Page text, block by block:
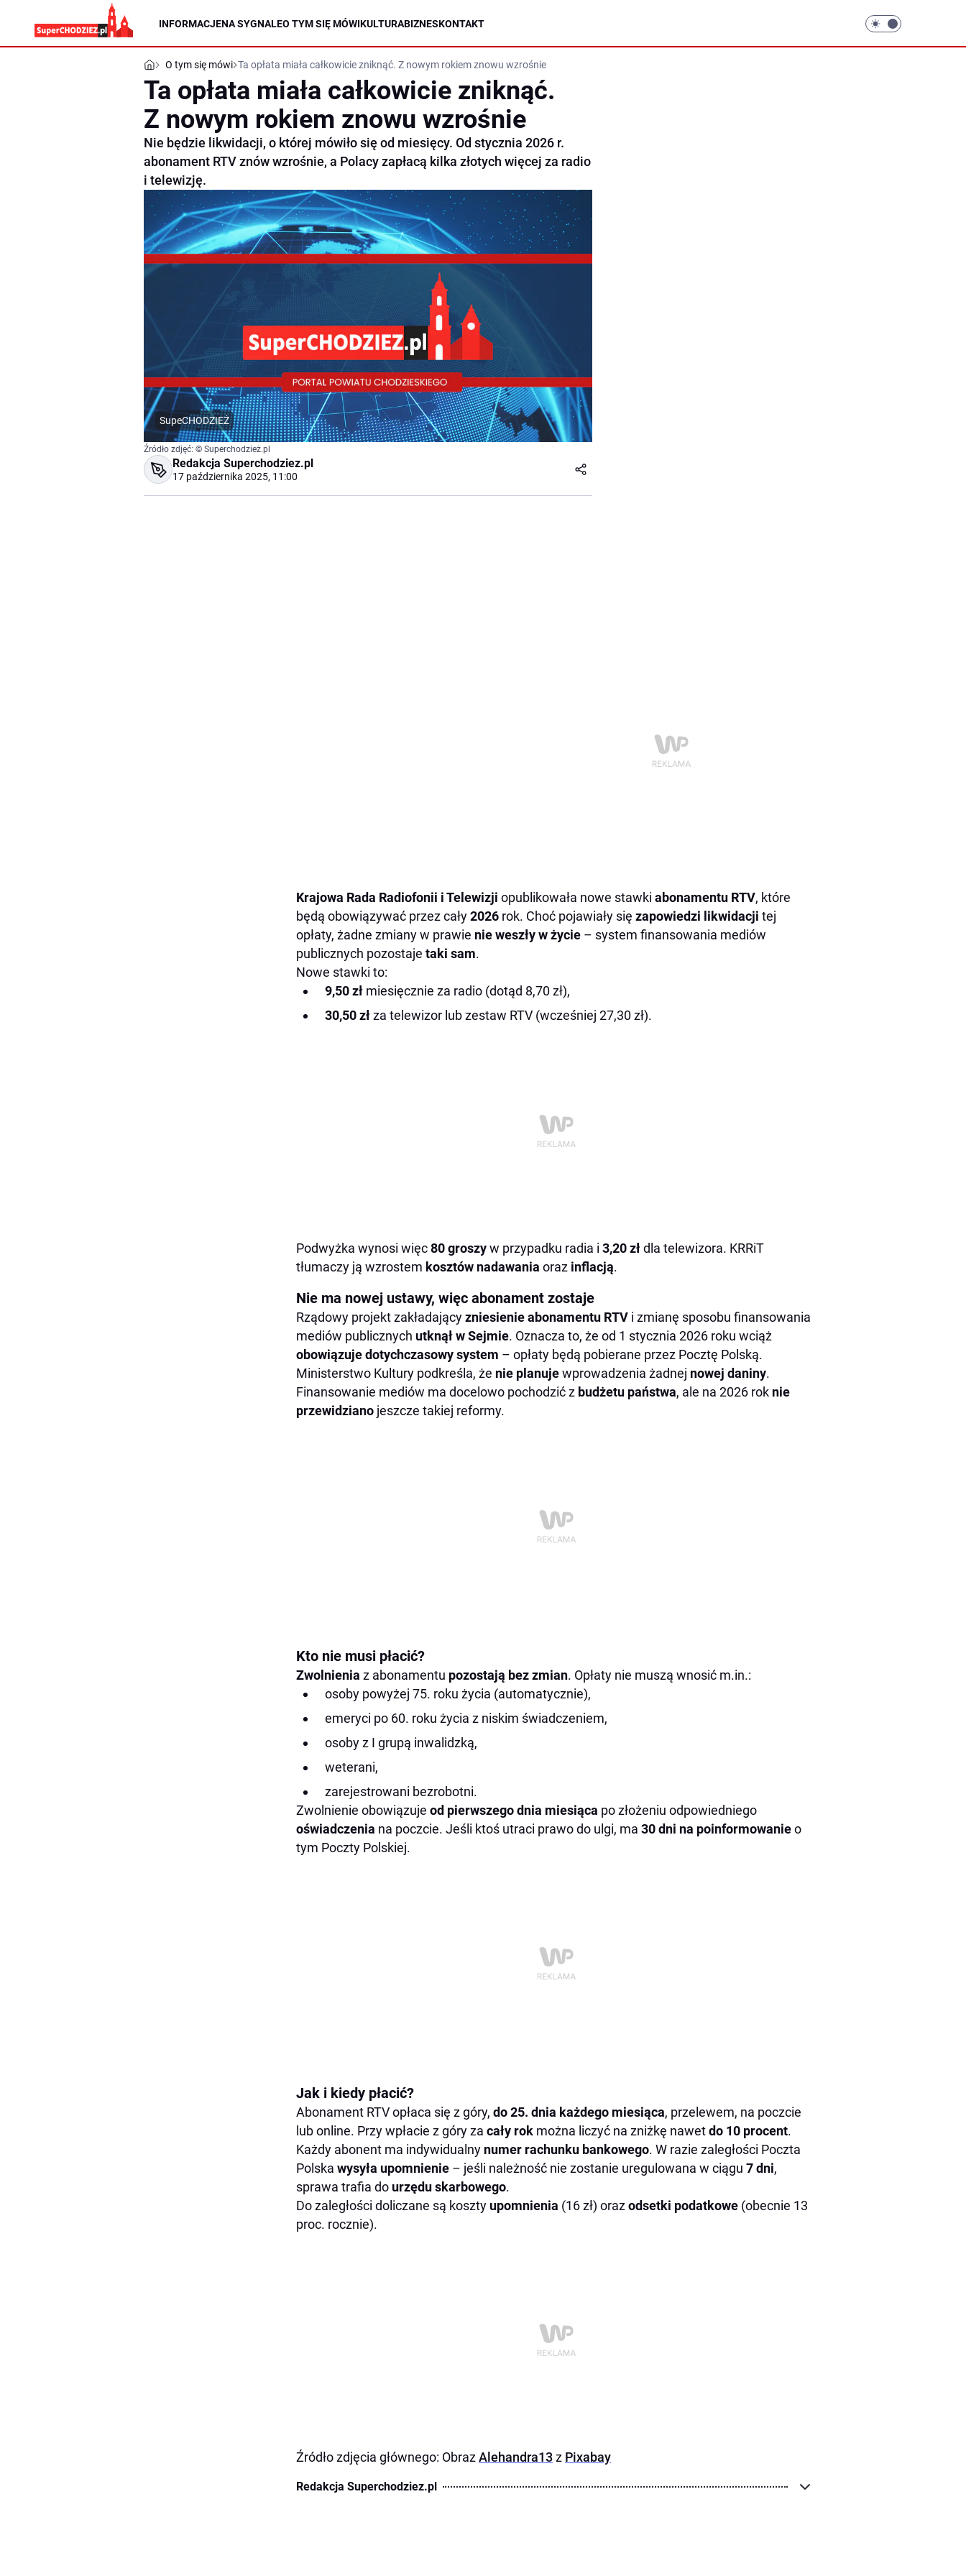
INFORMACJENA SYGNALEO TYM SIĘ MÓWIKULTURABIZNESKONTAKT
O tym się mówi Ta opłata miała całkowicie zniknąć. Z nowym rokiem znowu wzrośnie
Ta opłata miała całkowicie zniknąć.
Z nowym rokiem znowu wzrośnie
Nie będzie likwidacji, o której mówiło się od miesięcy. Od stycznia 2026 r.
abonament RTV znów wzrośnie, a Polacy zapłacą kilka złotych więcej za radio
i telewizję.
SupeCHODZIEŻ
Źródło zdjęć: © Superchodzież.pl
Redakcja Superchodziez.pl
17 października 2025, 11:00
Krajowa Rada Radiofonii i Telewizji opublikowała nowe stawki abonamentu RTV, które
będą obowiązywać przez cały2026 rok. Choć pojawiały się zapowiedzi likwidacji tej
opłaty, żadne zmiany w prawie nie weszły w życie – system finansowania mediów
publicznych pozostaje taki sam.
Nowe stawki to:
9,50 zł miesięcznie za radio (dotąd 8,70 zł),
30,50 złza telewizor lub zestaw RTV (wcześniej 27,30 zł).
Podwyżka wynosi więc80 groszyw przypadku radia i 3,20 złdla telewizora. KRRiT
tłumaczy ją wzrostem kosztów nadawania oraz inflacją.
Nie ma nowej ustawy, więc abonament zostaje
Rządowy projekt zakładającyzniesienie abonamentu RTV i zmianę sposobu finansowania
mediów publicznych utknął w Sejmie. Oznacza to, że od 1 stycznia 2026 roku wciąż
obowiązuje dotychczasowy system – opłaty będą pobierane przez Pocztę Polską.
Ministerstwo Kultury podkreśla, że nie planujewprowadzenia żadnej nowej daniny.
Finansowanie mediów ma docelowo pochodzić z budżetu państwa, ale na 2026 rok nie
przewidziano jeszcze takiej reformy.
Kto nie musi płacić?
Zwolnienia z abonamentu pozostają bez zmian. Opłaty nie muszą wnosić m.in.:
osoby powyżej 75. roku życia (automatycznie),
emeryci po 60. roku życia z niskim świadczeniem,
osoby z I grupą inwalidzką,
weterani,
zarejestrowani bezrobotni.
Zwolnienie obowiązuje od pierwszego dnia miesiąca po złożeniu odpowiedniego
oświadczenia na poczcie. Jeśli ktoś utraci prawo do ulgi, ma 30 dni na poinformowanieo
tym Poczty Polskiej.
Jak i kiedy płacić?
Abonament RTV opłaca się z góry, do 25. dnia każdego miesiąca, przelewem, na poczcie
lub online. Przy wpłacie z góry za cały rok można liczyć na zniżkę nawetdo 10 procent.
Każdy abonent ma indywidualny numer rachunku bankowego. W razie zaległości Poczta
Polska wysyła upomnienie – jeśli należność nie zostanie uregulowana w ciągu 7 dni,
sprawa trafia do urzędu skarbowego.
Do zaległości doliczane są koszty upomnienia (16 zł) orazodsetki podatkowe (obecnie 13
proc. rocznie).
Źródło zdjęcia głównego: ObrazAlehandra13z Pixabay
Redakcja Superchodziez.pl